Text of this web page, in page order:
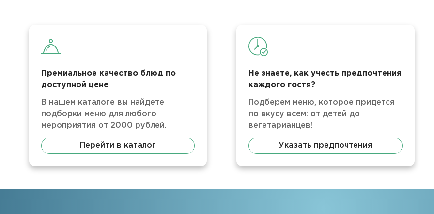
Премиальное качество блюд по
доступной цене
В нашем каталоге вы найдете
подборки меню для любого
мероприятия от 2000 рублей.
Перейти в каталог
Не знаете, как учесть предпочтения
каждого гостя?
Подберем меню, которое придется
по вкусу всем: от детей до
вегетарианцев!
Указать предпочтения